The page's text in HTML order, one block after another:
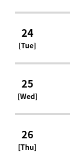
24
[Tue]
25
[Wed]
26
[Thu]